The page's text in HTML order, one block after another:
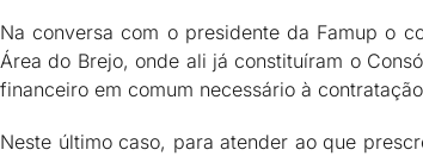
Na conversa com o presidente da Famup o
Área do Brejo, onde ali já constituíram o
financeiro em comum necessário à
Neste último caso, para atender ao que